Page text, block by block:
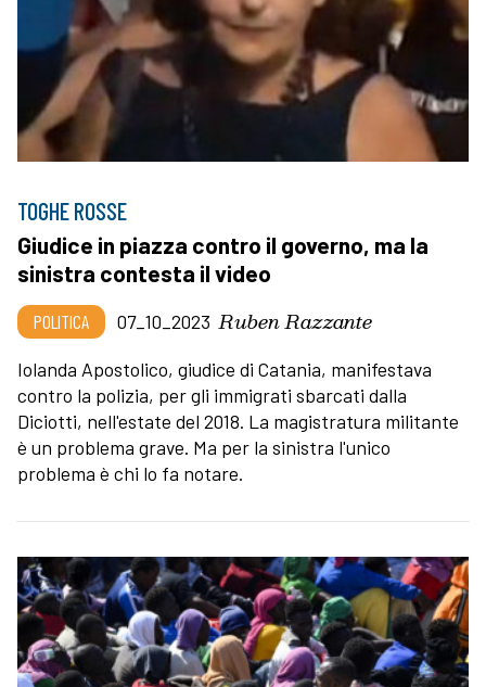
TOGHE ROSSE
Giudice in piazza contro il governo, ma la
sinistra contesta il video
POLITICA 07_10_2023 Ruben Razzante
Iolanda Apostolico, giudice di Catania, manifestava
contro la polizia, per gli immigrati sbarcati dalla
Diciotti, nell'estate del 2018. La magistratura militante
è un problema grave. Ma per la sinistra l'unico
problema è chi lo fa notare.